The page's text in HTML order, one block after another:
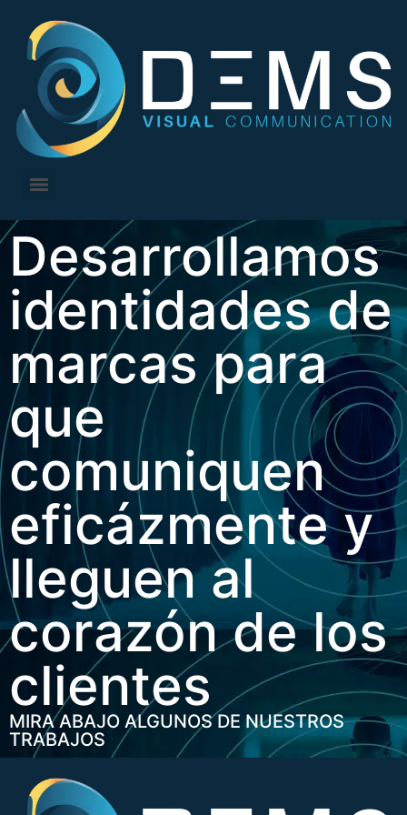
Desarrollamos
identidades de
marcas para
que
comuniquen
eficázmente y
lleguen al
corazón de los
clientes
MIRA ABAJO ALGUNOS DE NUESTROS
TRABAJOS